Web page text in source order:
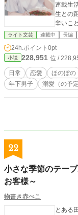
連載生
生との
辛いこ
く収ま
ライト文芸 連載中 長編
24h.ポイント 0pt
小説 228,951 位 /
日常 恋愛 ほのぼの
年下男子
溺愛（の予定
22
小さな季節のテー
お客様～
物書き赤べこ
とある